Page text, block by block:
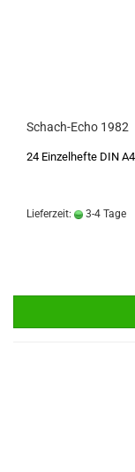
Schach-Echo 1982
24 Einzelhefte DIN A4
Lieferzeit: 3-4 Tage